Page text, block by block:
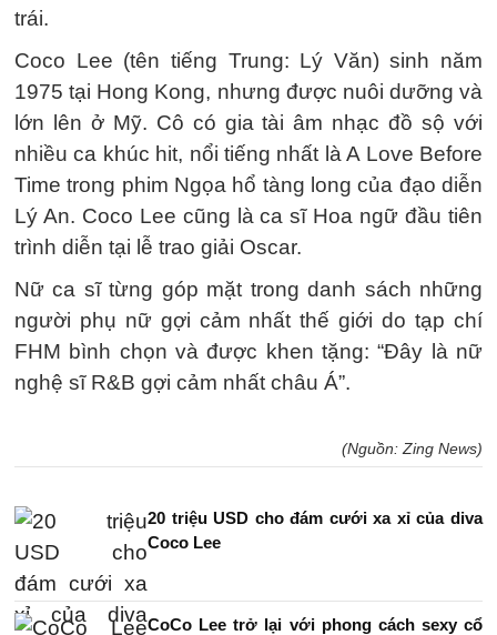
trái.
Coco Lee (tên tiếng Trung: Lý Văn) sinh năm
1975 tại Hong Kong, nhưng được nuôi dưỡng và
lớn lên ở Mỹ. Cô có gia tài âm nhạc đồ sộ với
nhiều ca khúc hit, nổi tiếng nhất là A Love Before
Time trong phim Ngọa hổ tàng long của đạo diễn
Lý An. Coco Lee cũng là ca sĩ Hoa ngữ đầu tiên
trình diễn tại lễ trao giải Oscar.
Nữ ca sĩ từng góp mặt trong danh sách những
người phụ nữ gợi cảm nhất thế giới do tạp chí
FHM bình chọn và được khen tặng: “Đây là nữ
nghệ sĩ R&B gợi cảm nhất châu Á”.
(Nguồn: Zing News)
20 triệu USD cho đám cưới xa xỉ của diva
Coco Lee
CoCo Lee trở lại với phong cách sexy cổ